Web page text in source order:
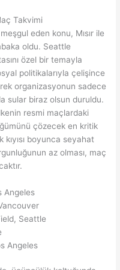
Takvimi
eden konu, Mısır ile
oldu. Seattle
özel bir temayla
politikalarıyla çelişince
organizasyonun sadece
sular biraz olsun duruldu.
resmi maçlardaki
çözecek en kritik
boyunca seyahat
az olması, maç
Angeles
Seattle
Angeles